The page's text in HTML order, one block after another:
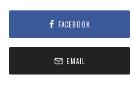
FACEBOOK
EMAIL